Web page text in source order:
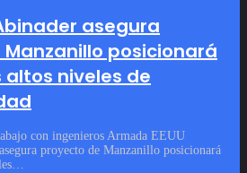
asegura
posicionará
niveles de
con ingenieros Armada EEUU
proyecto de Manzanillo posicionará